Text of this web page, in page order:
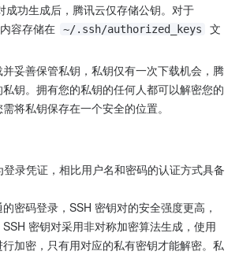
成功生成后，腾讯云仅存储公钥。对于
容存储在
~/.ssh/authorized_keys
文
并妥善保管私钥，私钥仅有一次下载机会，腾
钥。拥有您的私钥的任何人都可以解密您的
将私钥保存在一个安全的位置。
录凭证，相比用户名和密码的认证方式具备
的密码登录，SSH 密钥对的安全强度更高，
密钥对采用非对称加密算法生成，使用
加密，只有用对应的私有密钥才能解密。私